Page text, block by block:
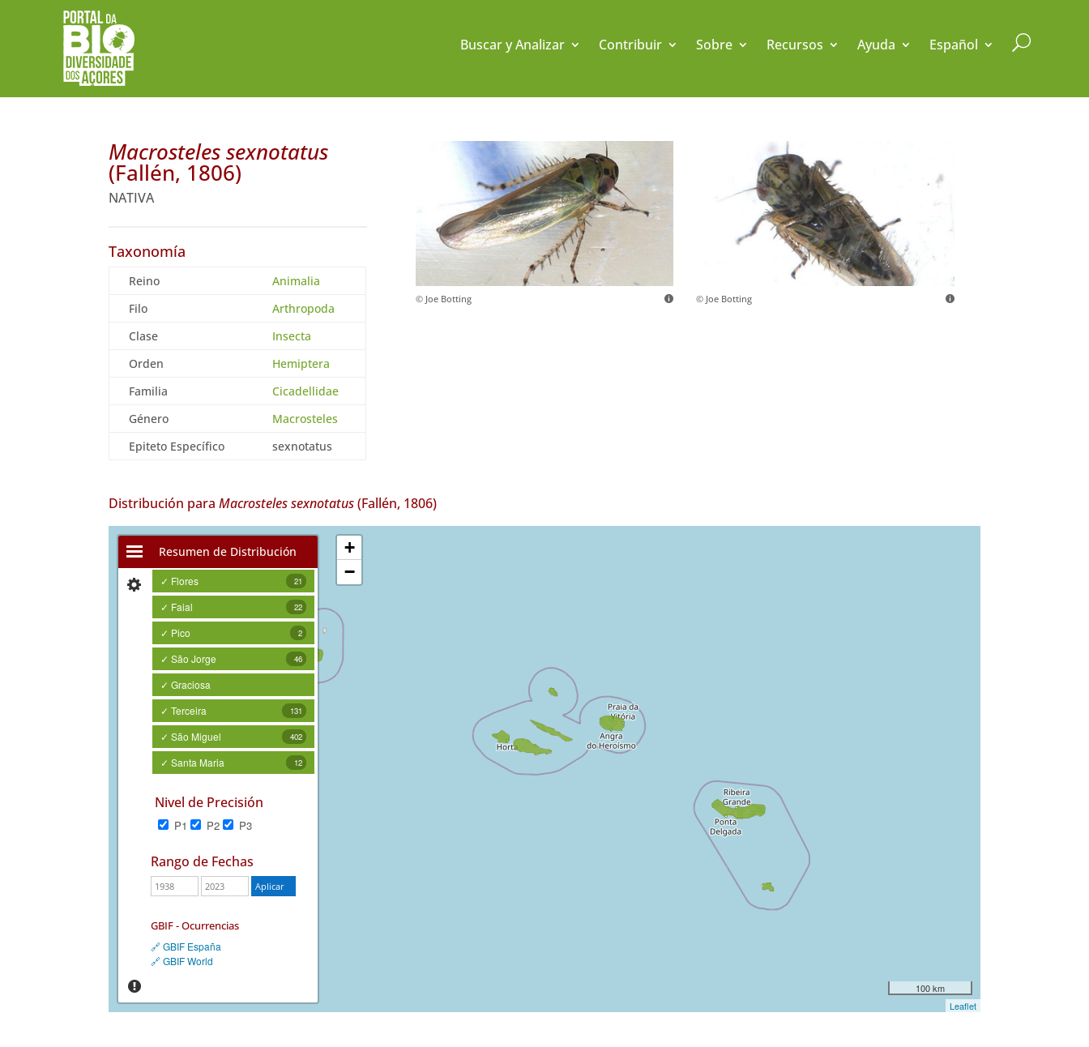
Buscar y Analizar Contribuir Sobre Recursos Ayuda Español U
Macrosteles sexnotatus
(Fallén, 1806)
NATIVA
Taxonomía
Reino
Animalia
Filo
Arthropoda
Clase
Insecta
Orden
Hemiptera
Familia
Cicadellidae
Género
Macrosteles
Epiteto Específico
sexnotatus
© Joe Botting © Joe Botting
Distribución paraMacrosteles sexnotatus(Fallén, 1806)
Resumen de Distribución
✓ Flores 21
✓ Faial 22
✓ Pico 2
✓ São Jorge 46
✓ Graciosa
✓ Terceira
131
✓ São Miguel 402
✓ Santa Maria 12
Nivel de Precisión
P1 P2 P3
Rango de Fechas
GBIF - Ocurrencias
🔗 GBIF España
🔗 GBIF World
+
−
100 km
Leaflet